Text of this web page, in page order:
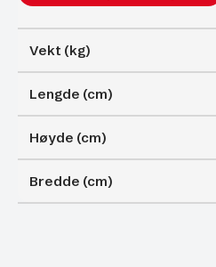
Vekt (kg)
Lengde (cm)
Høyde (cm)
Bredde (cm)